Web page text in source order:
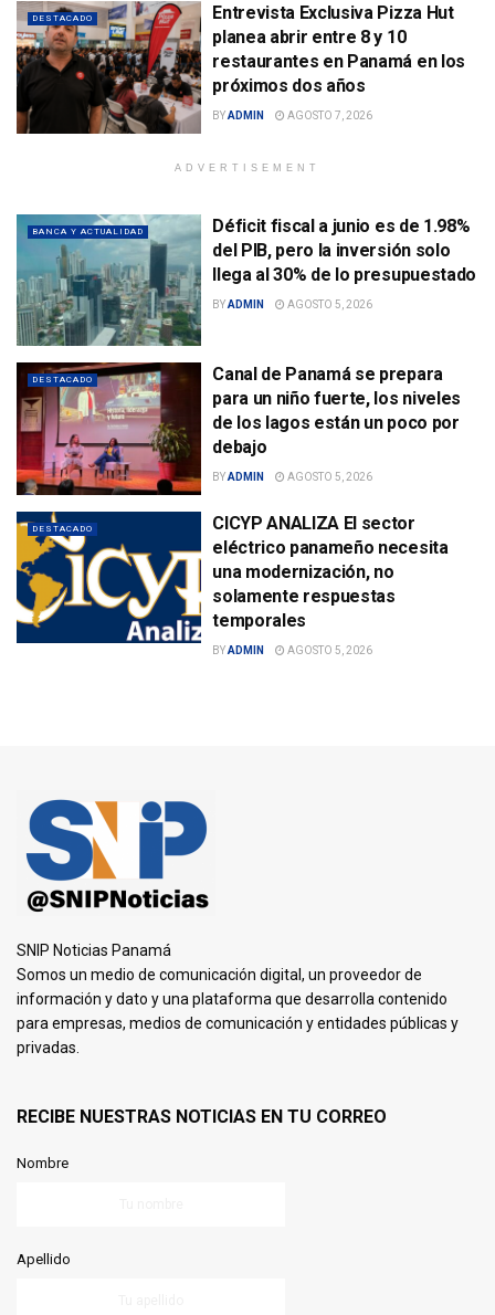
DESTACADO
Entrevista Exclusiva Pizza Hut
planea abrir entre 8 y 10
restaurantes en Panamá en los
próximos dos años
BYADMIN AGOSTO 7, 2026
ADVERTISEMENT
BANCA Y ACTUALIDAD
Déficit fiscal a junio es de 1.98%
del PIB, pero la inversión solo
llega al 30% de lo presupuestado
BYADMIN AGOSTO 5, 2026
DESTACADO
Canal de Panamá se prepara
para un niño fuerte, los niveles
de los lagos están un poco por
debajo
BYADMIN AGOSTO 5, 2026
DESTACADO
CICYP ANALIZA El sector
eléctrico panameño necesita
una modernización, no
solamente respuestas
temporales
BYADMIN AGOSTO 5, 2026
SNIP Noticias Panamá
Somos un medio de comunicación digital, un proveedor de
información y dato y una plataforma que desarrolla contenido
para empresas, medios de comunicación y entidades públicas y
privadas.
RECIBE NUESTRAS NOTICIAS EN TU CORREO
Nombre
Apellido